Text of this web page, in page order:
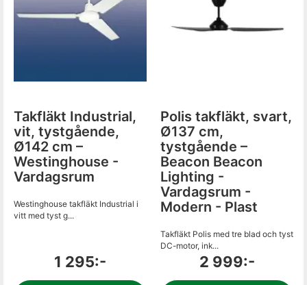
Takfläkt Industrial,
vit, tystgående,
Ø142 cm –
Westinghouse -
Vardagsrum
Westinghouse takfläkt Industrial i
vitt med tyst g...
1 295:-
Polis takfläkt, svart,
Ø137 cm,
tystgående –
Beacon Beacon
Lighting -
Vardagsrum -
Modern - Plast
Takfläkt Polis med tre blad och tyst
DC-motor, ink...
2 999:-